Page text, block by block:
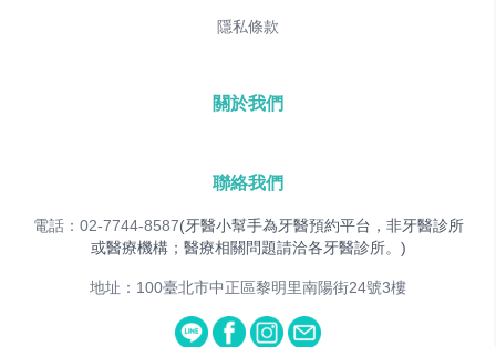
隱私條款
關於我們
聯絡我們
電話：02-7744-8587(牙醫小幫手為牙醫預約平台，非牙醫診所
或醫療機構；醫療相關問題請洽各牙醫診所。)
地址：100臺北市中正區黎明里南陽街24號3樓